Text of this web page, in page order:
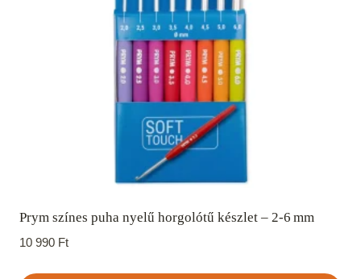
Prym színes puha nyelű horgolótű készlet – 2‑6 mm
10 990 Ft